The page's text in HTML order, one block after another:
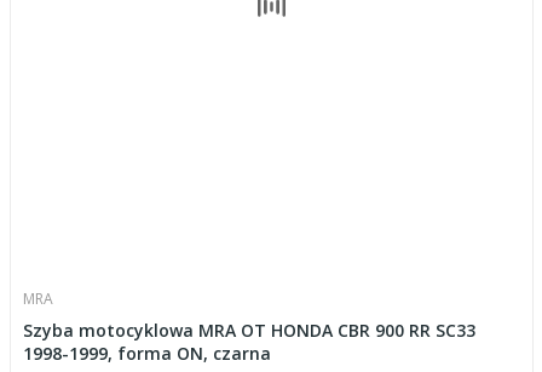
MRA
Szyba motocyklowa MRA OT HONDA CBR 900 RR SC33
1998-1999, forma ON, czarna